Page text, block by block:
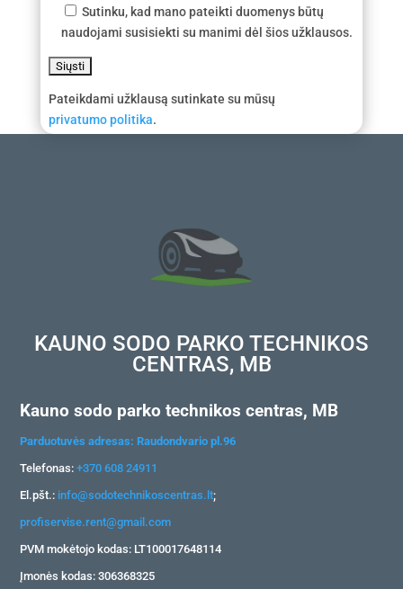
Sutinku, kad mano pateikti duomenys būtų
naudojami susisiekti su manimi dėl šios užklausos.
Pateikdami užklausą sutinkate su mūsų
privatumo politika.
KAUNO SODO PARKO TECHNIKOS
CENTRAS, MB
Kauno sodo parko technikos centras, MB
Parduotuvės adresas: Raudondvario pl.96
Telefonas:+370 608 24911
El.pšt.: info@sodotechnikoscentras.lt;
profiservise.rent@gmail.com
PVM mokėtojo kodas: LT100017648114
Įmonės kodas: 306368325